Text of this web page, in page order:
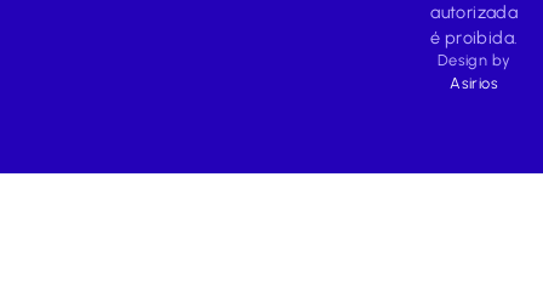
autorizada
é proibida.
Design by
Asirios